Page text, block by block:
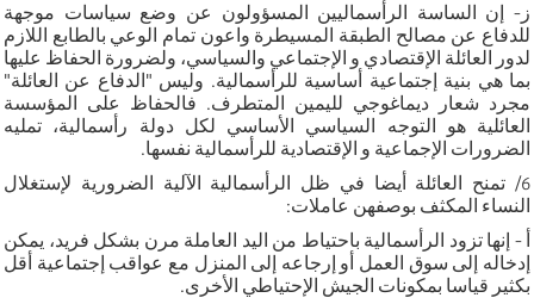
ز- إن الساسة الرأسماليين المسؤولون عن وضع سياسات موجهة
للدفاع عن مصالح الطبقة المسيطرة واعون تمام الوعي بالطابع اللازم
لدور العائلة الإقتصادي و الإجتماعي والسياسي، ولضرورة الحفاظ عليها
بما هي بنية إجتماعية أساسية للرأسمالية. وليس "الدفاع عن العائلة"
مجرد شعار ديماغوجي لليمين المتطرف. فالحفاظ على المؤسسة
العائلية هو التوجه السياسي الأساسي لكل دولة رأسمالية، تمليه
الضرورات الإجماعية و الإقتصادية للرأسمالية نفسها.
6/ تمنح العائلة أيضا في ظل الرأسمالية الآلية الضرورية لإستغلال
النساء المكثف بوصفهن عاملات:
أ - إنها تزود الرأسمالية باحتياط من اليد العاملة مرن بشكل فريد، يمكن
إدخاله إلى سوق العمل أو إرجاعه إلى المنزل مع عواقب إجتماعية أقل
بكثير قياسا بمكونات الجيش الإحتياطي الأخرى.